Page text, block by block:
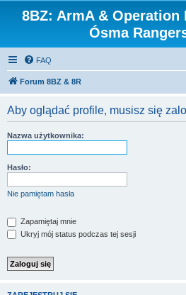
8BZ: ArmA & Operation
Ósma
FAQ
Forum 8BZ & 8R
Aby oglądać profile, musisz się
Nazwa użytkownika:
Hasło:
Nie pamiętam hasła
Zapamiętaj mnie
Ukryj mój status podczas tej sesji